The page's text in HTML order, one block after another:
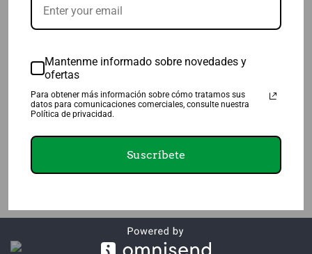
augmentin vs amoxicillin benefits
augmentin quick overviewen¡Hola, mundo!
orlistat side effect informationenTest Post
Mantenme informado sobre novedades y
ofertas
Para obtener más información sobre cómo tratamos sus
datos para comunicaciones comerciales, consulte nuestra
Política de privacidad.
Suscríbete